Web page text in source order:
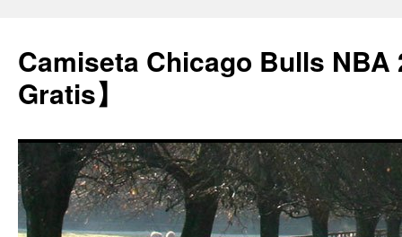
Camiseta Chicago Bulls NBA
Gratis】